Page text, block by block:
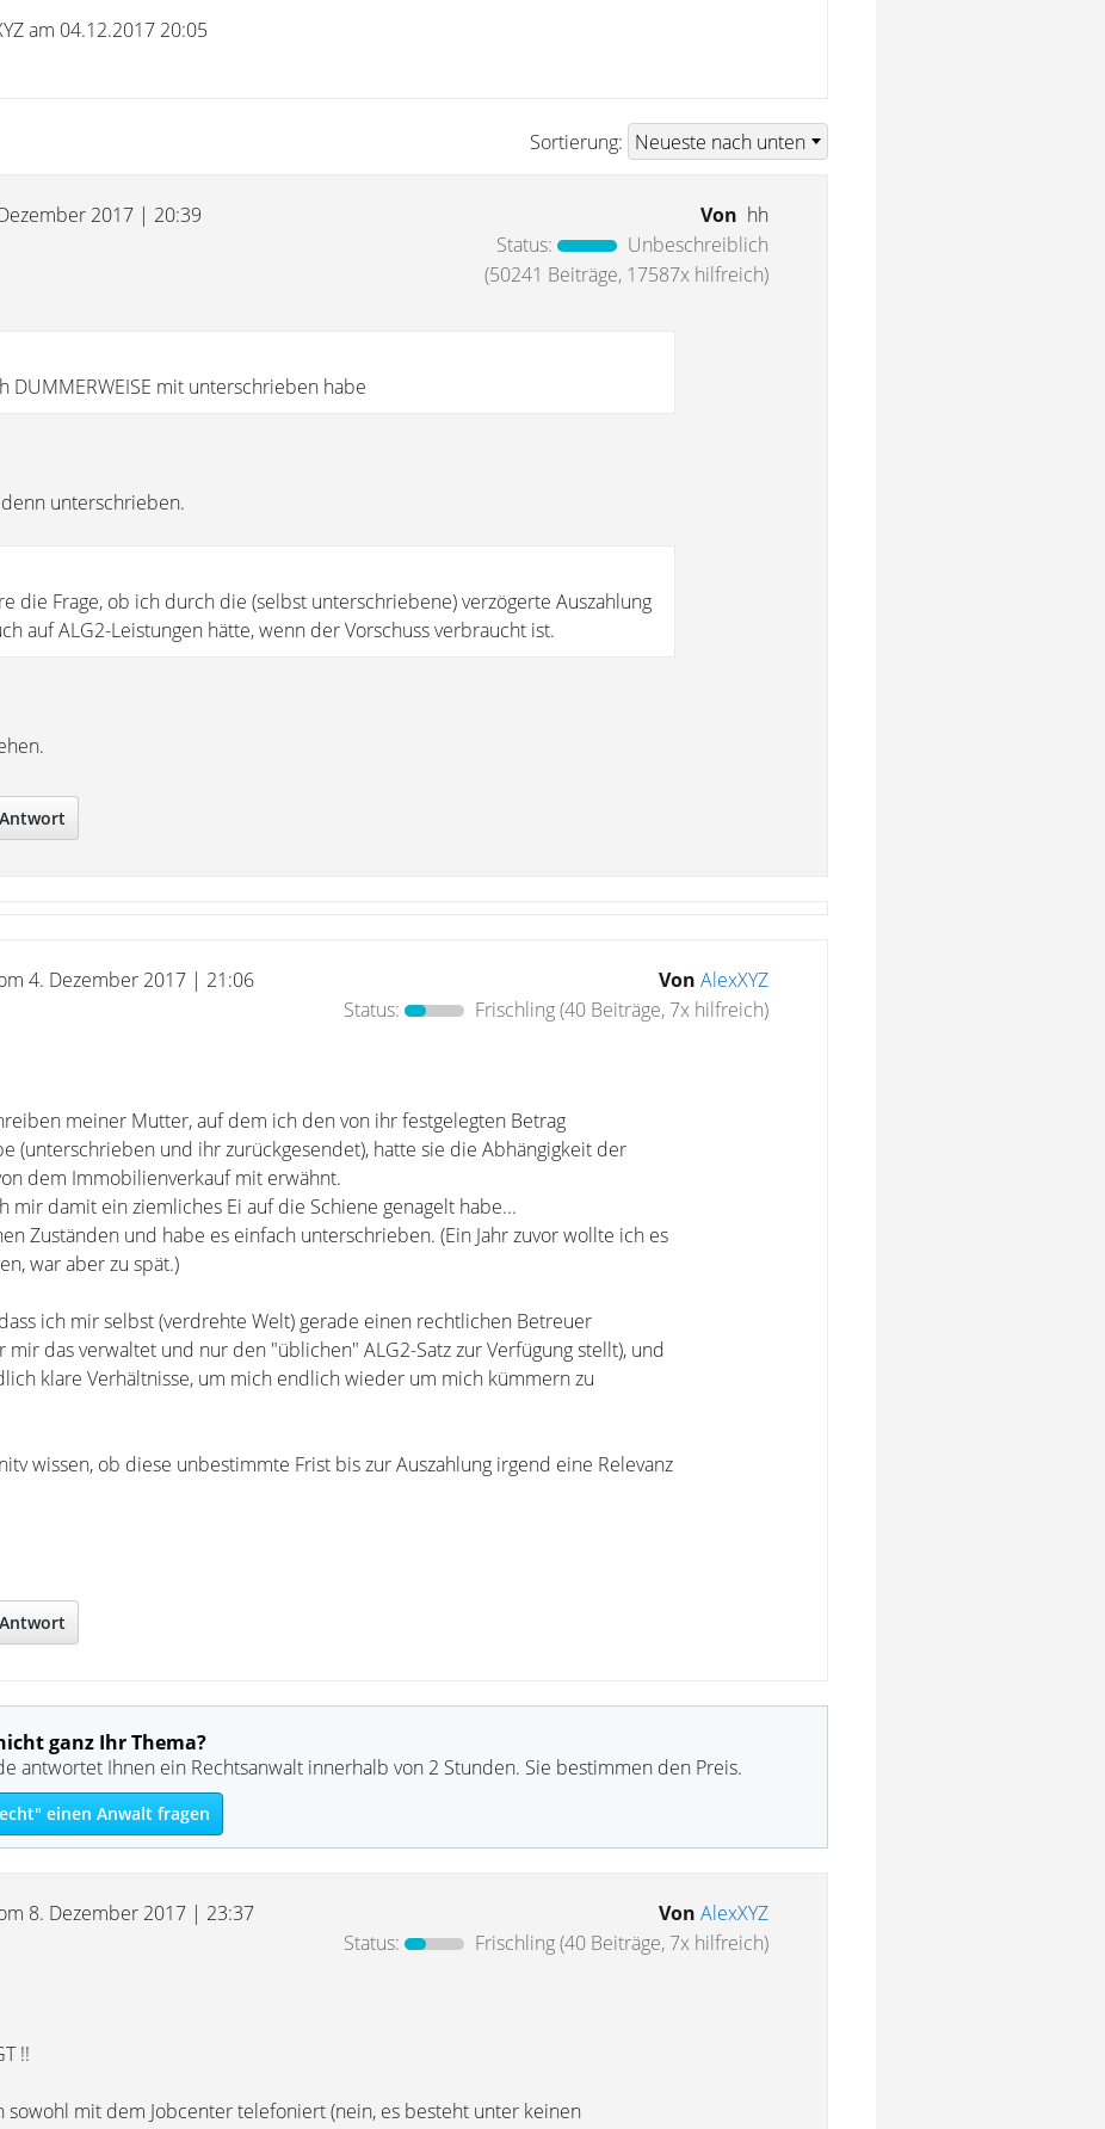
am 04.12.2017 20:05
Sortierung:
2017 | 20:39 Von hh
Status:
Unbeschreiblich
(50241 Beiträge, 17587x hilfreich)
DUMMERWEISE mit unterschrieben habe
unterschrieben.
die Frage, ob ich durch die (selbst unterschriebene) verzögerte Auszahlung
auf ALG2-Leistungen hätte, wenn der Vorschuss verbraucht ist.
4. Dezember 2017 | 21:06 Von AlexXYZ
Status:
Frischling(40 Beiträge, 7x hilfreich)
meiner Mutter, auf dem ich den von ihr festgelegten Betrag
(unterschrieben und ihr zurückgesendet), hatte sie die Abhängigkeit der
dem Immobilienverkauf mit erwähnt.
mir damit ein ziemliches Ei auf die Schiene genagelt habe...
Zuständen und habe es einfach unterschrieben. (Ein Jahr zuvor wollte ich es
war aber zu spät.)
ich mir selbst (verdrehte Welt) gerade einen rechtlichen Betreuer
mir das verwaltet und nur den "üblichen" ALG2-Satz zur Verfügung stellt), und
klare Verhältnisse, um mich endlich wieder um mich kümmern zu
wissen, ob diese unbestimmte Frist bis zur Auszahlung irgend eine Relevanz
ganz Ihr Thema?
antwortet Ihnen ein Rechtsanwalt innerhalb von 2 Stunden. Sie bestimmen den Preis.
einen Anwalt fragen
8. Dezember 2017 | 23:37 Von AlexXYZ
Status:
Frischling(40 Beiträge, 7x hilfreich)
!!
sowohl mit dem Jobcenter telefoniert (nein, es besteht unter keinen